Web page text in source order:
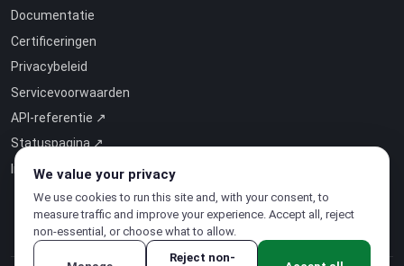
Documentatie
Certificeringen
Privacybeleid
Servicevoorwaarden
API-referentie ↗
Statuspagina ↗
Intelligence-as-a-Service ↗
We value your privacy
We use cookies to run this site and, with your consent, to
measure traffic and improve your experience. Accept all, reject
non-essential, or choose what to allow.
Reject non-